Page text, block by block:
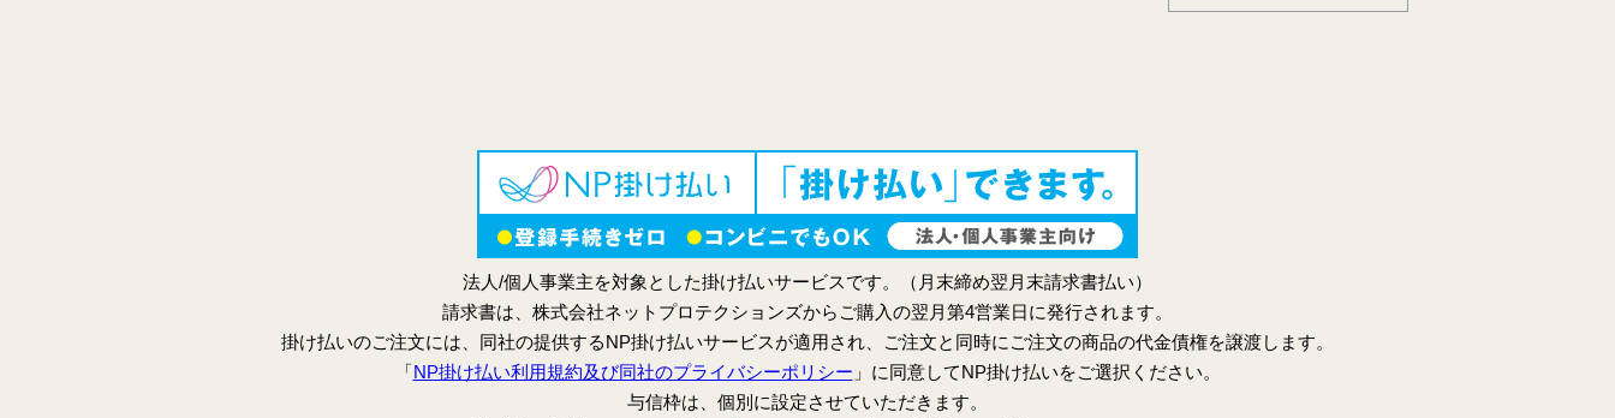
法人/個人事業主を対象とした掛け払いサービスです。（月末締め翌月末請求書払い）
請求書は、株式会社ネットプロテクションズからご購入の翌月第4営業日に発行されます。
掛け払いのご注文には、同社の提供するNP掛け払いサービスが適用され、ご注文と同時にご注文の商品の代金債権を譲渡します。
「NP掛け払い利用規約及び同社のプライバシーポリシー 」に同意してNP掛け払いをご選択ください。
与信枠は、個別に設定させていただきます。